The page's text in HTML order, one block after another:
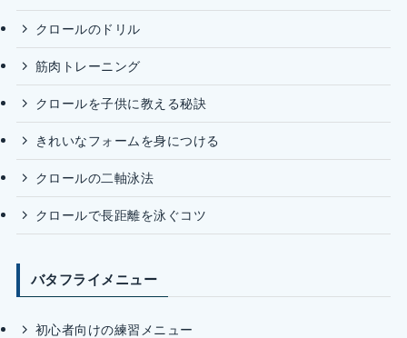
クロールのドリル
筋肉トレーニング
クロールを子供に教える秘訣
きれいなフォームを身につける
クロールの二軸泳法
クロールで長距離を泳ぐコツ
バタフライメニュー
初心者向けの練習メニュー